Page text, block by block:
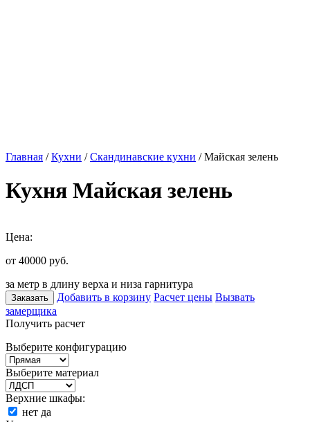
Главная /Кухни /Скандинавские кухни / Майская зелень
Кухня Майская зелень
Цена:
от 40000 руб.
за метр в длину верха и низа гарнитура
Заказать Добавить в корзину Расчет цены Вызвать
замерщика
Получить расчет
Выберите конфигурацию
Выберите материал
Верхние шкафы:
нет да